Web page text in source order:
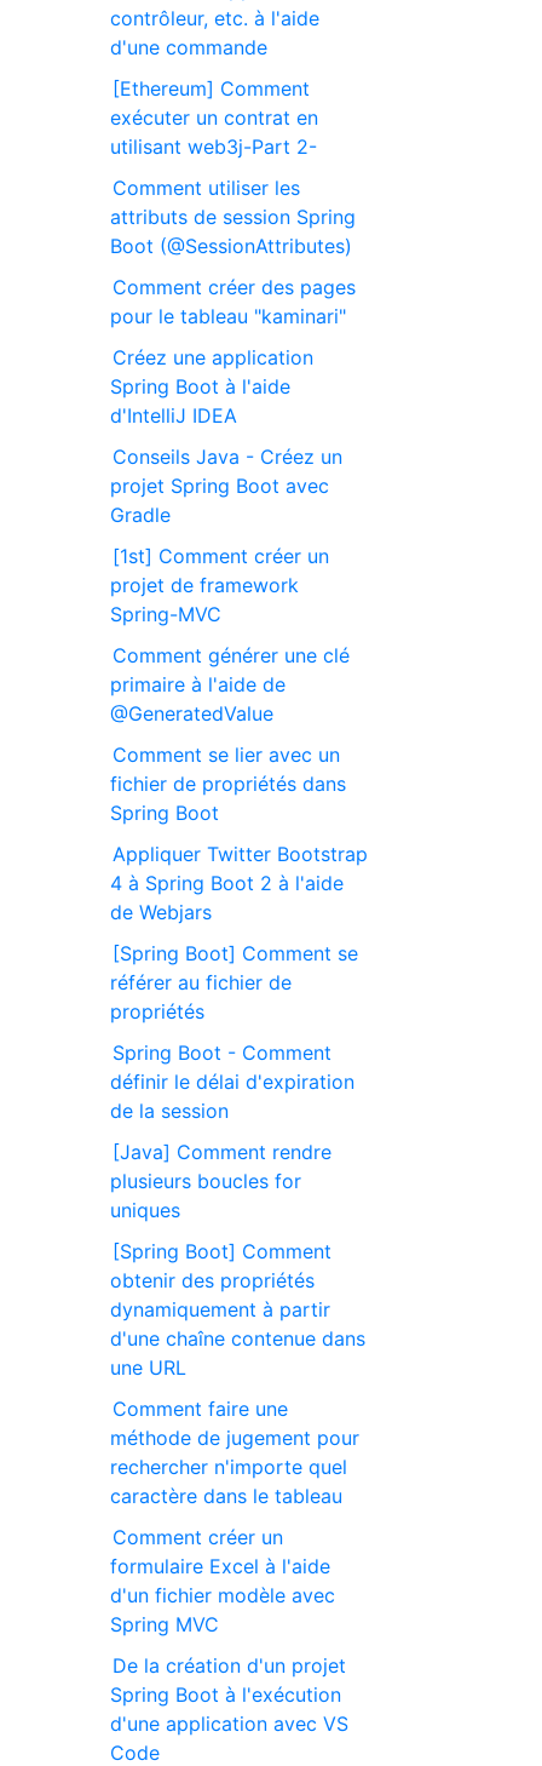
contrôleur, etc. à l'aide
d'une commande
[Ethereum] Comment
exécuter un contrat en
utilisant web3j-Part 2-
Comment utiliser les
attributs de session Spring
Boot (@SessionAttributes)
Comment créer des pages
pour le tableau "kaminari"
Créez une application
Spring Boot à l'aide
d'IntelliJ IDEA
Conseils Java - Créez un
projet Spring Boot avec
Gradle
[1st] Comment créer un
projet de framework
Spring-MVC
Comment générer une clé
primaire à l'aide de
@GeneratedValue
Comment se lier avec un
fichier de propriétés dans
Spring Boot
Appliquer Twitter Bootstrap
4 à Spring Boot 2 à l'aide
de Webjars
[Spring Boot] Comment se
référer au fichier de
propriétés
Spring Boot - Comment
définir le délai d'expiration
de la session
[Java] Comment rendre
plusieurs boucles for
uniques
[Spring Boot] Comment
obtenir des propriétés
dynamiquement à partir
d'une chaîne contenue dans
une URL
Comment faire une
méthode de jugement pour
rechercher n'importe quel
caractère dans le tableau
Comment créer un
formulaire Excel à l'aide
d'un fichier modèle avec
Spring MVC
De la création d'un projet
Spring Boot à l'exécution
d'une application avec VS
Code